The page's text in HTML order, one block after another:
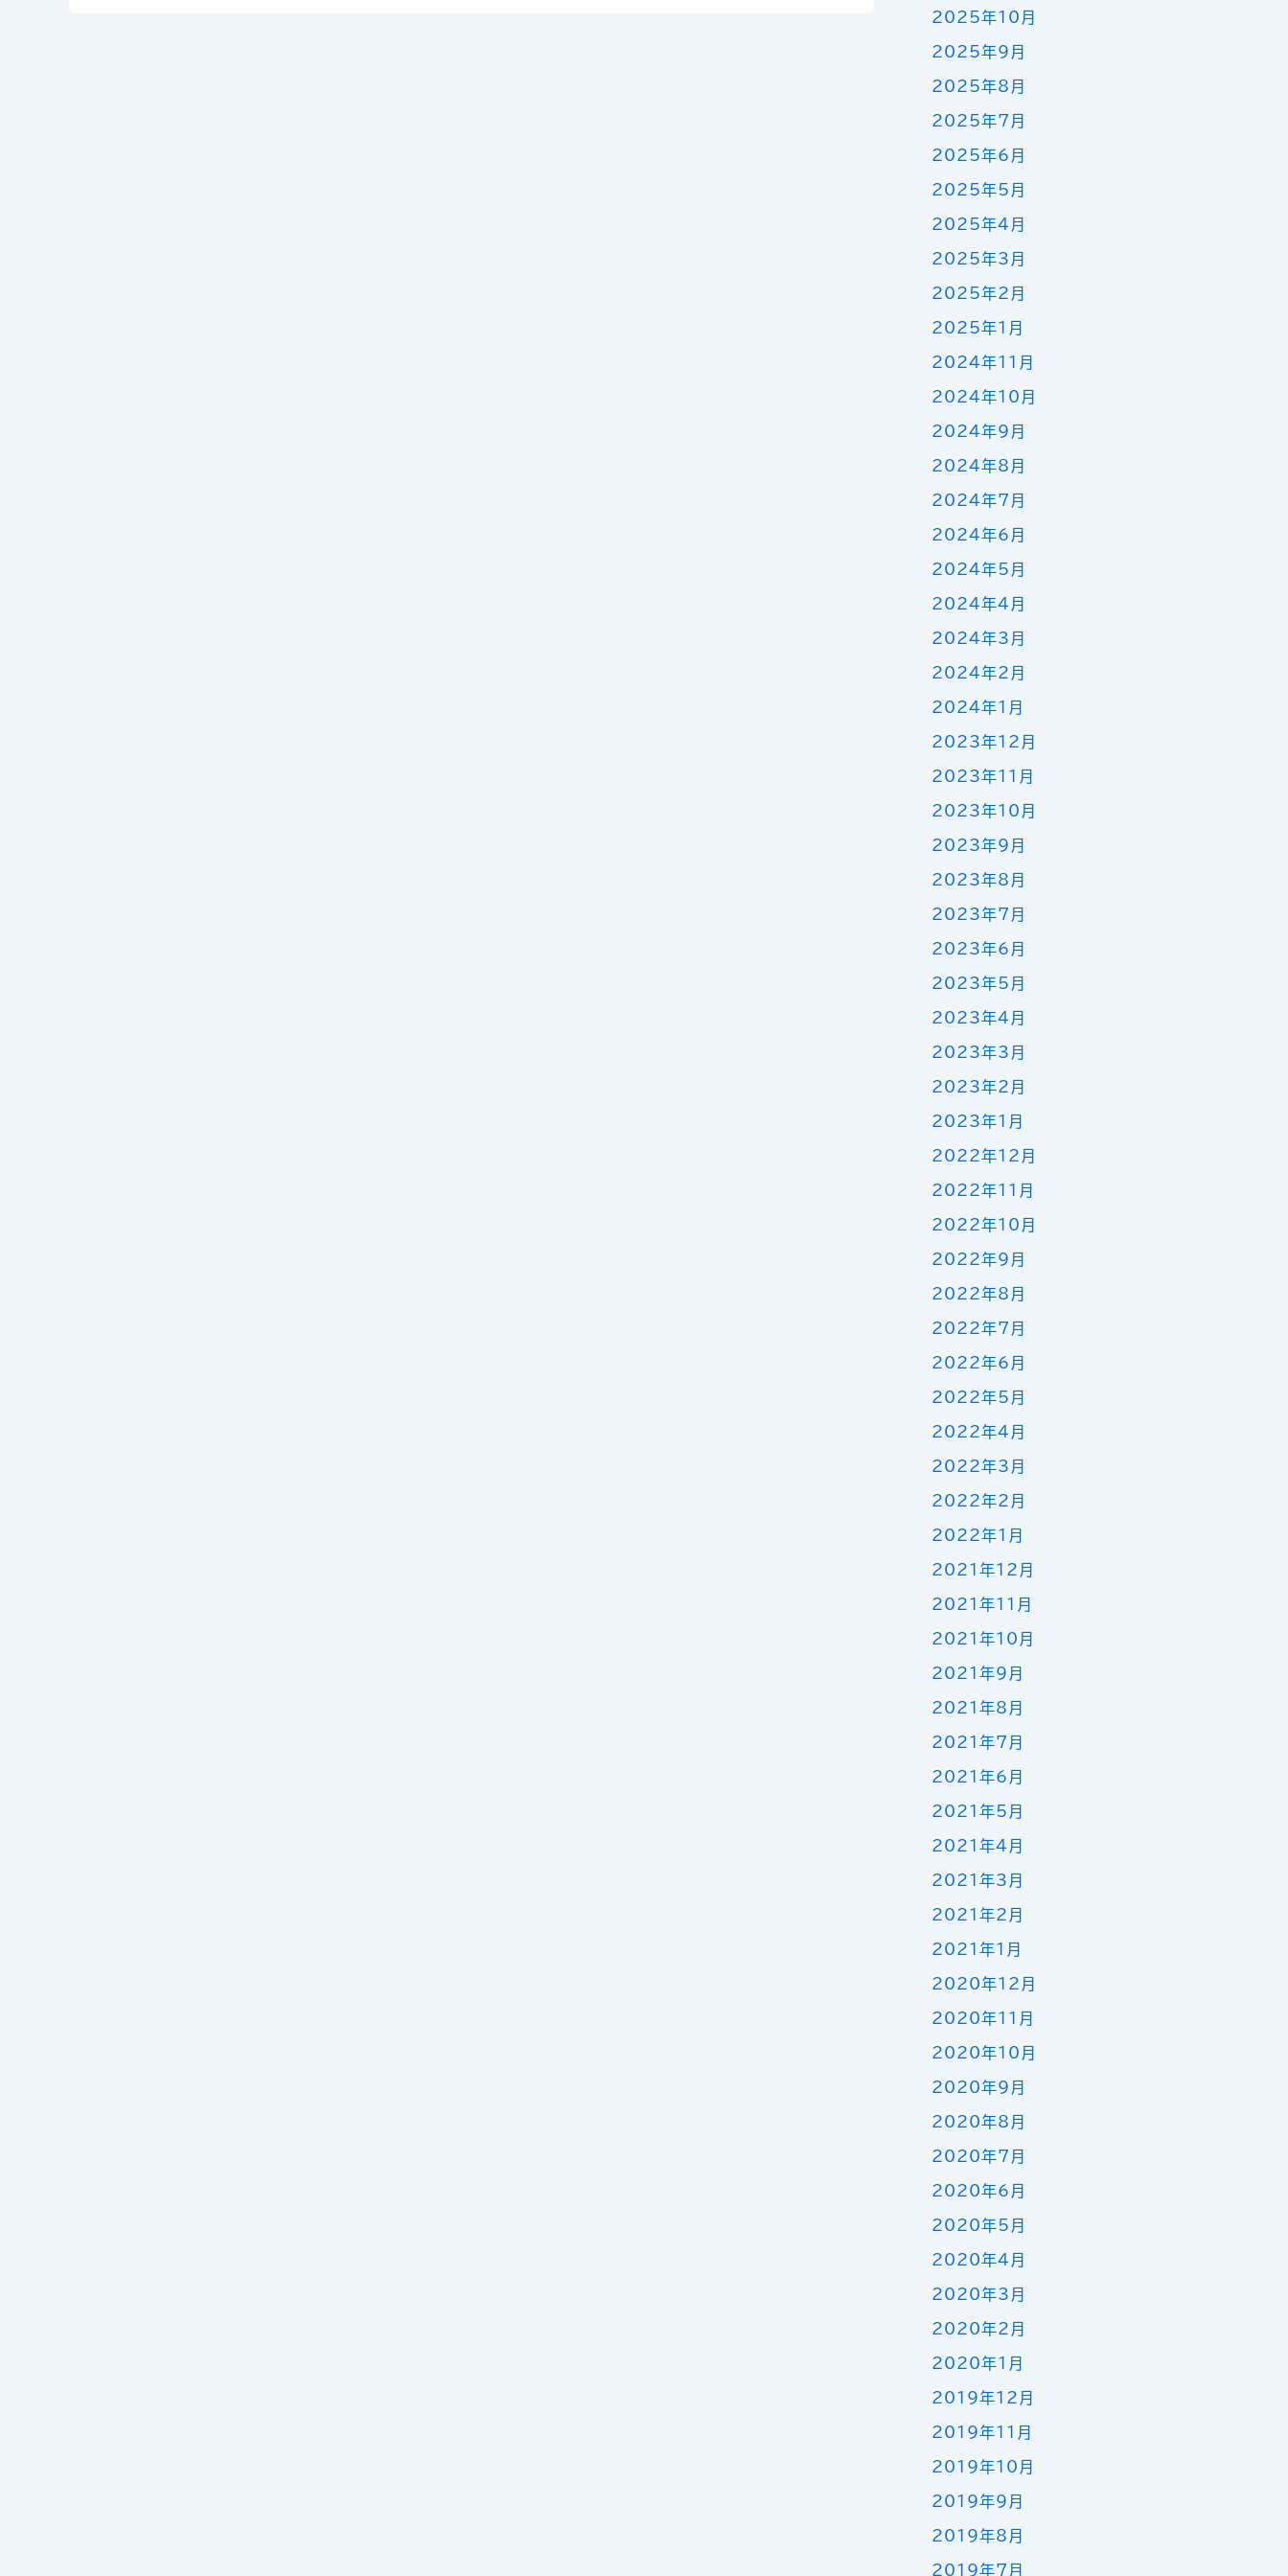
2025年10月
2025年9月
2025年8月
2025年7月
2025年6月
2025年5月
2025年4月
2025年3月
2025年2月
2025年1月
2024年11月
2024年10月
2024年9月
2024年8月
2024年7月
2024年6月
2024年5月
2024年4月
2024年3月
2024年2月
2024年1月
2023年12月
2023年11月
2023年10月
2023年9月
2023年8月
2023年7月
2023年6月
2023年5月
2023年4月
2023年3月
2023年2月
2023年1月
2022年12月
2022年11月
2022年10月
2022年9月
2022年8月
2022年7月
2022年6月
2022年5月
2022年4月
2022年3月
2022年2月
2022年1月
2021年12月
2021年11月
2021年10月
2021年9月
2021年8月
2021年7月
2021年6月
2021年5月
2021年4月
2021年3月
2021年2月
2021年1月
2020年12月
2020年11月
2020年10月
2020年9月
2020年8月
2020年7月
2020年6月
2020年5月
2020年4月
2020年3月
2020年2月
2020年1月
2019年12月
2019年11月
2019年10月
2019年9月
2019年8月
2019年7月